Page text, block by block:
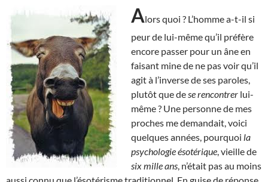
Alors quoi ? L’homme a-t-il si
peur de lui-même qu’il préfère
encore passer pour un âne en
faisant mine de ne pas voir qu’il
agit à l’inverse de ses paroles,
plutôt que de se rencontrer lui-
même ? Une personne de mes
proches me demandait, voici
quelques années, pourquoi la
psychologie ésotérique , vieille de
six mille ans , n’était pas au moins
aussi connu que l’ésotérisme traditionnel. En guise de réponse,